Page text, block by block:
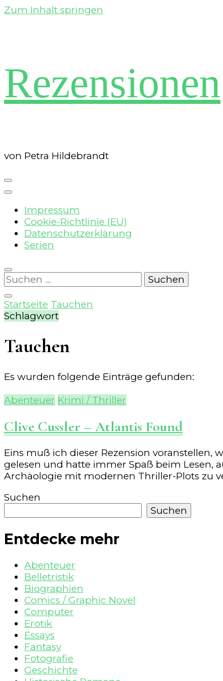
Zum Inhalt springen
Rezensionen
von Petra Hildebrandt
Impressum
Cookie-Richtlinie (EU)
Datenschutzerklärung
Serien
Suchen
nach:
Startseite Tauchen
Schlagwort
Tauchen
Es wurden folgende Einträge gefunden:
Abenteuer Krimi / Thriller
Clive Cussler – Atlantis Found
Eins muß ich dieser Rezension voranstellen,
gelesen und hatte immer Spaß beim Lesen,
Archäologie mit modernen Thriller-Plots zu
Suchen
Suchen
Entdecke mehr
Abenteuer
Belletristik
Biographien
Comics / Graphic Novel
Computer
Erotik
Essays
Fantasy
Fotografie
Geschichte